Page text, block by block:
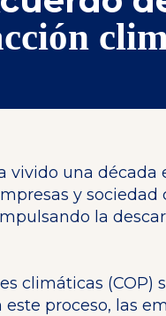
vivido una
y
la
climáticas
proceso, las